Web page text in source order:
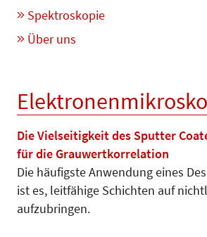
Spektroskopie
Über uns
Die Vielseitigkeit des Sputter
für die Grauwertkorrelation
Die häufigste Anwendung eines
ist es, leitfähige Schichten auf
aufzubringen.